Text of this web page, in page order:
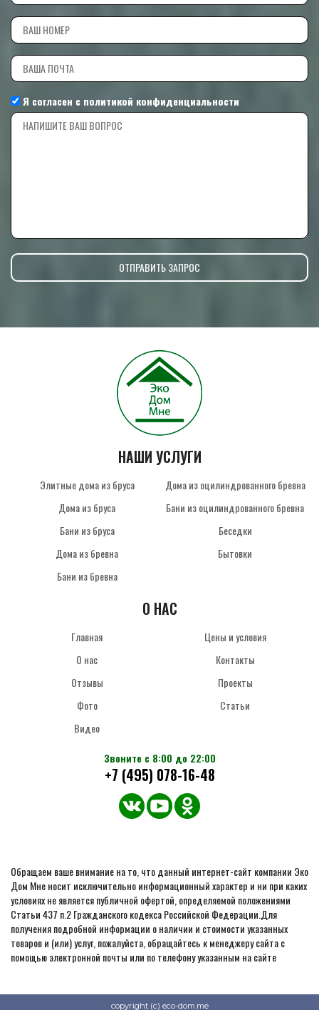
Я согласен с политикой конфиденциальности
НАШИ УСЛУГИ
Элитные дома из бруса
Дома из бруса
Бани из бруса
Дома из бревна
Бани из бревна
Дома из оцилиндрованного бревна
Бани из оцилиндрованного бревна
Беседки
Бытовки
О НАС
Главная
О нас
Отзывы
Фото
Видео
Цены и условия
Контакты
Проекты
Статьи
Звоните с 8:00 до 22:00
+7 (495) 078-16-48
Обращаем ваше внимание на то, что данный интернет-сайт компании Эко
Дом Мне носит исключительно информационный характер и ни при каких
условиях не является публичной офертой, определяемой положениями
Статьи 437 п.2 Гражданского кодекса Российской Федерации.Для
получения подробной информации о наличии и стоимости указанных
товаров и (или) услуг, пожалуйста, обращайтесь к менеджеру сайта с
помощью электронной почты или по телефону указанным на сайте
copyright (c) eco-dom.me